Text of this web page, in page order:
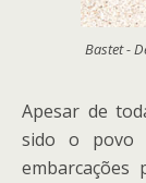
Bastet -
Apesar de
sido o povo
embarcações